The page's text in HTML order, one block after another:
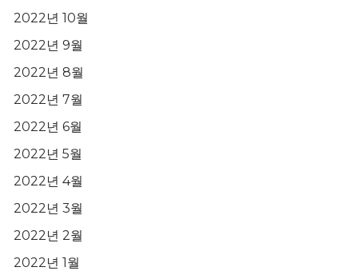
2022년 10월
2022년 9월
2022년 8월
2022년 7월
2022년 6월
2022년 5월
2022년 4월
2022년 3월
2022년 2월
2022년 1월